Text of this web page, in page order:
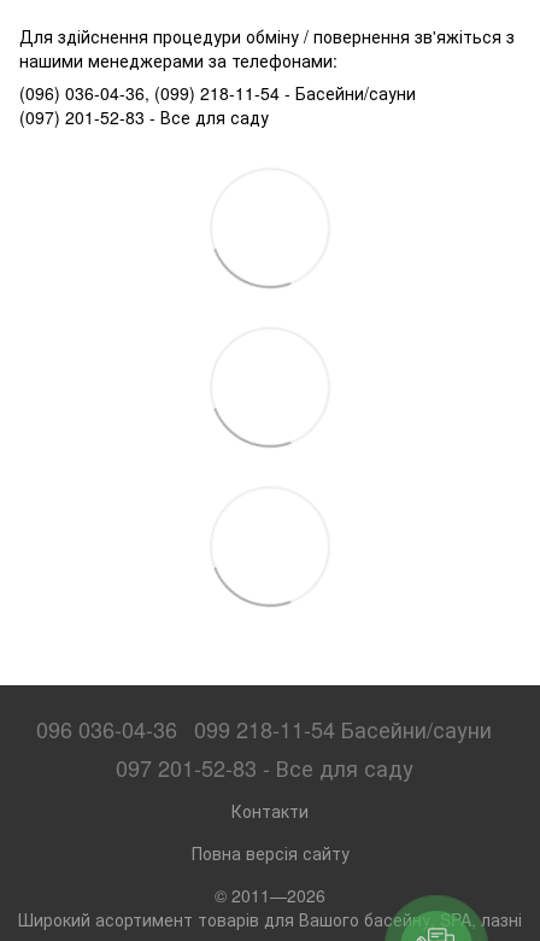
Для здійснення процедури обміну / повернення зв'яжіться з
нашими менеджерами за телефонами:
(096) 036-04-36, (099) 218-11-54 - Басейни/сауни
(097) 201-52-83 - Все для саду
096 036-04-36
099 218-11-54 Басейни/сауни
097 201-52-83 - Все для саду
Контакти
Повна версія сайту
© 2011—2026
Широкий асортимент товарів для Вашого басейну, SPA, лазні